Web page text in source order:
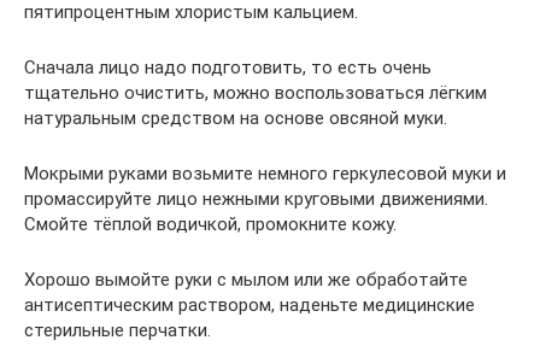
пятипроцентным хлористым кальцием.
Сначала лицо надо подготовить, то есть очень
тщательно очистить, можно воспользоваться лёгким
натуральным средством на основе овсяной муки.
Мокрыми руками возьмите немного геркулесовой муки и
промассируйте лицо нежными круговыми движениями.
Смойте тёплой водичкой, промокните кожу.
Хорошо вымойте руки с мылом или же обработайте
антисептическим раствором, наденьте медицинские
стерильные перчатки.